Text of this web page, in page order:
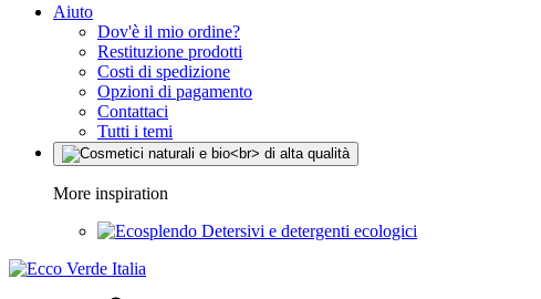
Aiuto
Dov'è il mio ordine?
Restituzione prodotti
Costi di spedizione
Opzioni di pagamento
Contattaci
Tutti i temi
More inspiration
Detersivi e detergenti ecologici